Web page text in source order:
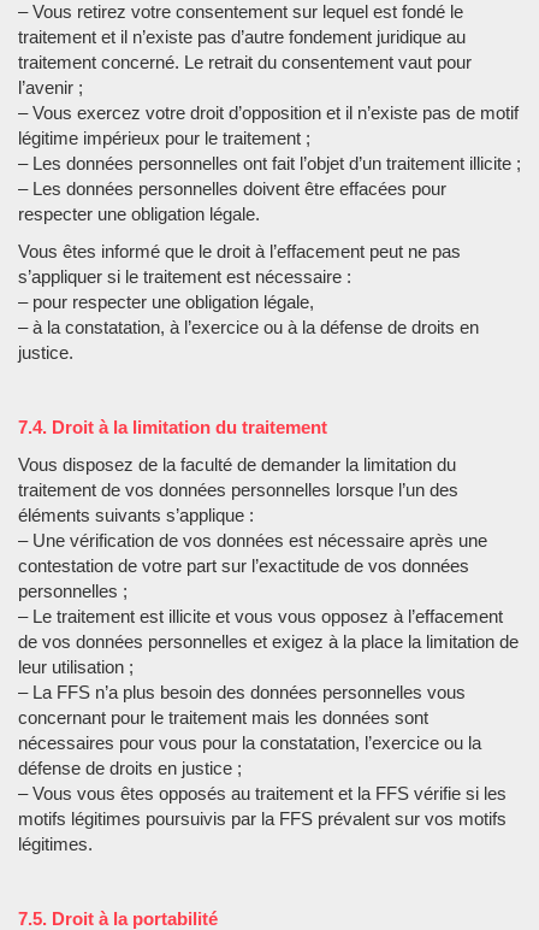
– Vous retirez votre consentement sur lequel est fondé le
traitement et il n’existe pas d’autre fondement juridique au
traitement concerné. Le retrait du consentement vaut pour
l’avenir ;
– Vous exercez votre droit d’opposition et il n’existe pas de motif
légitime impérieux pour le traitement ;
– Les données personnelles ont fait l’objet d’un traitement illicite ;
– Les données personnelles doivent être effacées pour
respecter une obligation légale.
Vous êtes informé que le droit à l’effacement peut ne pas
s’appliquer si le traitement est nécessaire :
– pour respecter une obligation légale,
– à la constatation, à l’exercice ou à la défense de droits en
justice.
7.4. Droit à la limitation du traitement
Vous disposez de la faculté de demander la limitation du
traitement de vos données personnelles lorsque l’un des
éléments suivants s’applique :
– Une vérification de vos données est nécessaire après une
contestation de votre part sur l’exactitude de vos données
personnelles ;
– Le traitement est illicite et vous vous opposez à l’effacement
de vos données personnelles et exigez à la place la limitation de
leur utilisation ;
– La FFS n’a plus besoin des données personnelles vous
concernant pour le traitement mais les données sont
nécessaires pour vous pour la constatation, l’exercice ou la
défense de droits en justice ;
– Vous vous êtes opposés au traitement et la FFS vérifie si les
motifs légitimes poursuivis par la FFS prévalent sur vos motifs
légitimes.
7.5. Droit à la portabilité